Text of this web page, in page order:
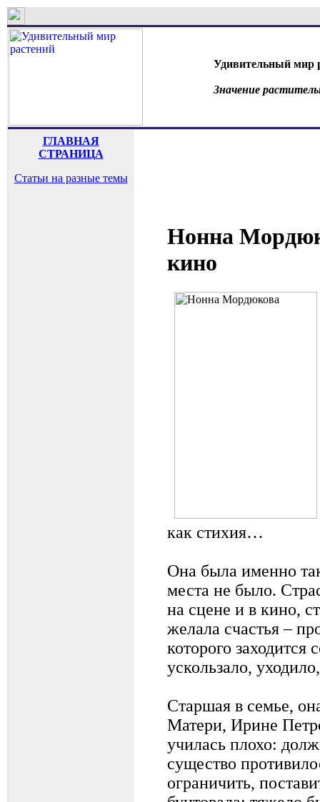
Удивительный мир
Значение
ГЛАВНАЯ
СТРАНИЦА
Статьи на разные темы
Нонна
кино
как стихия…
Она была именно
места не было.
на сцене и в кино,
желала счастья –
которого заходится
ускользало,
Старшая в семье,
Матери, Ирине
училась плохо:
существо
ограничить,